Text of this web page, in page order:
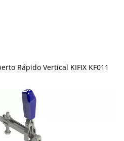
Rápido Vertical KIFIX KF011